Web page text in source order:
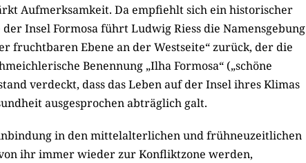
Aufmerksamkeit. Da empfiehlt sich ein historischer
Insel Formosa führt Ludwig Riess die Namensgebung
fruchtbaren Ebene an der Westseite“ zurück, der die
Benennung „Ilha Formosa“ („schöne
verdeckt, dass das Leben auf der Insel ihres Klimas
ausgesprochen abträglich galt.
in den mittelalterlichen und frühneuzeitlichen
ihr immer wieder zur Konfliktzone werden,